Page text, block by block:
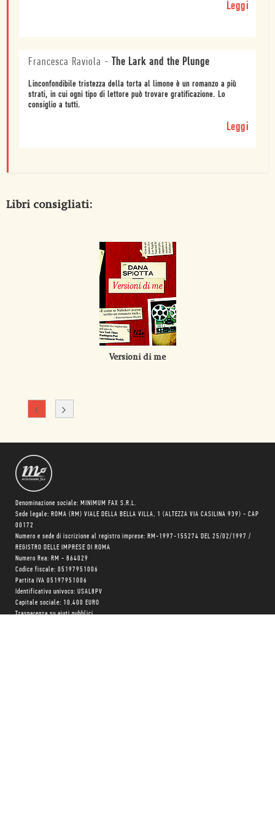
Leggi
Francesca Raviola - The Lark and the Plunge
Linconfondibile tristezza della torta al limone è un romanzo a più
strati, in cui ogni tipo di lettore può trovare gratificazione. Lo
consiglio a tutti.
Leggi
Libri consigliati:
Versioni di me
Denominazione sociale: MINIMUM FAX S.R.L.
Sede legale: ROMA (RM) VIALE DELLA BELLA VILLA, 1 (ALTEZZA VIA CASILINA 939) - CAP
00172
Numero e sede di iscrizione al registro imprese: RM-1997-155274 DEL 25/02/1997 /
REGISTRO DELLE IMPRESE DI ROMA
Numero Rea: RM - 864029
Codice fiscale: 05197951006
Partita IVA 05197951006
Identificativo univoco: USAL8PV
Capitale sociale: 10.400 EURO
Trasparenza su aiuti pubblici